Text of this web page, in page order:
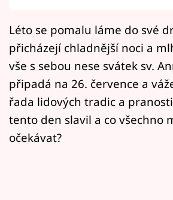
Přihlášení
Sledujte nás
Léto se pomalu láme do své
přicházejí chladnější noci a
vše s sebou nese svátek sv.
připadá na 26. července a
řada lidových tradic a
tento den slavil a co všechno
očekávat?